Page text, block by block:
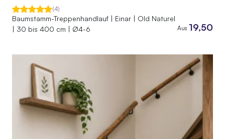
(4)
Baumstamm-Treppenhandlauf | Einar | Old Naturel
| 30 bis 400 cm | Ø4-6
Aus 19,50